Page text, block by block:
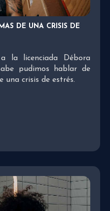
DE UNA CRISIS DE
la licenciada Débora
pudimos hablar de
una crisis de estrés.